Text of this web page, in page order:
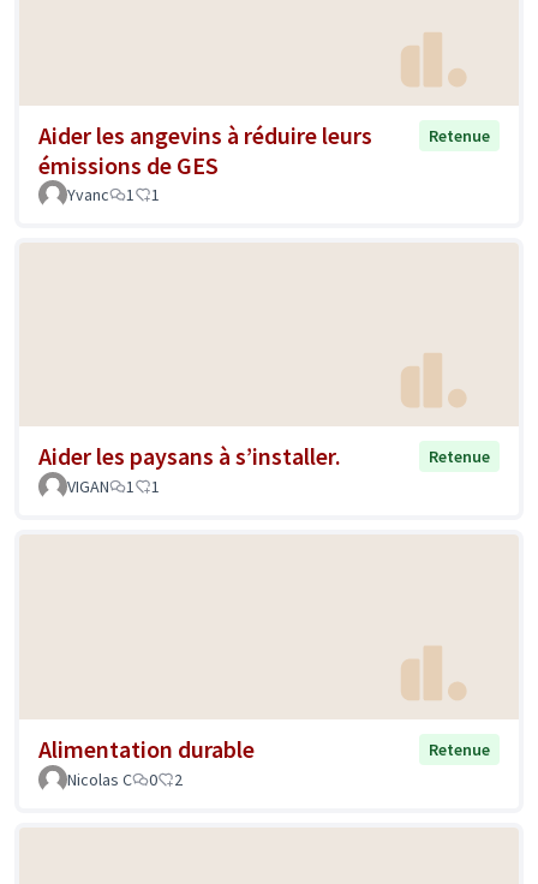
Aider les angevins à réduire leurs
émissions de GES
Retenue
Yvanc 1 1
Aider les paysans à s’installer.
Retenue
VIGAN
1 1
Alimentation durable
Retenue
Nicolas C
0 2